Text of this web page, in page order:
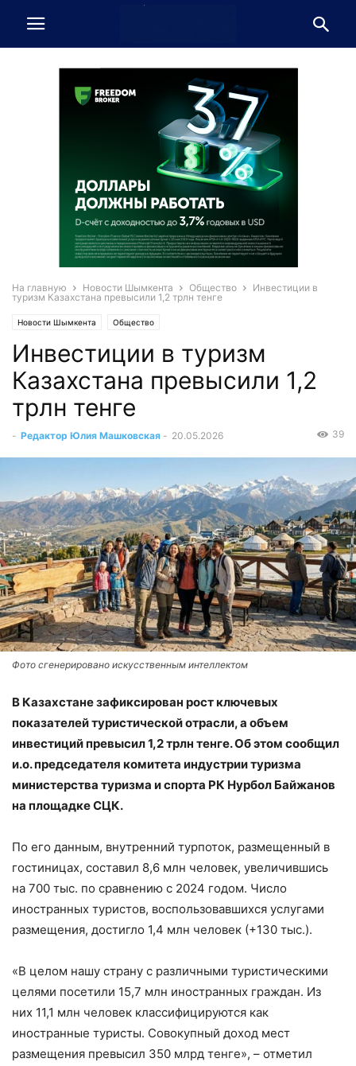
На главную Новости Шымкента Общество
Инвестиции в
туризм Казахстана превысили 1,2 трлн тенге
Новости Шымкента Общество
Инвестиции в туризм
Казахстана превысили 1,2
трлн тенге
- Редактор Юлия Машковская - 20.05.2026 39
Фото сгенерировано искусственным интеллектом
В Казахстане зафиксирован рост ключевых
показателей туристической отрасли, а объем
инвестиций превысил 1,2 трлн тенге. Об этом сообщил
и.о. председателя комитета индустрии туризма
министерства туризма и спорта РК Нурбол Байжанов
на площадке СЦК.
По его данным, внутренний турпоток, размещенный в
гостиницах, составил 8,6 млн человек, увеличившись
на 700 тыс. по сравнению с 2024 годом. Число
иностранных туристов, воспользовавшихся услугами
размещения, достигло 1,4 млн человек (+130 тыс.).
«В целом нашу страну с различными туристическими
целями посетили 15,7 млн иностранных граждан. Из
них 11,1 млн человек классифицируются как
иностранные туристы. Совокупный доход мест
размещения превысил 350 млрд тенге», – отметил